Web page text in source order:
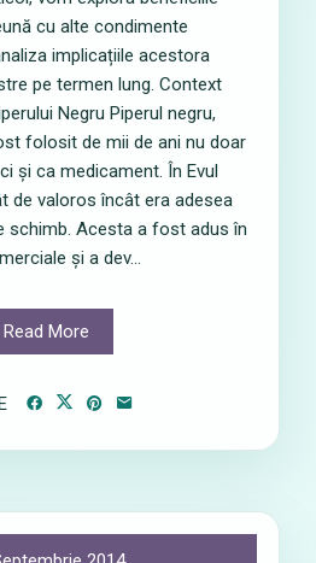
cu alte condimente
implicațiile acestora
pe termen lung. Context
Negru Piperul negru,
folosit de mii de ani nu doar
și ca medicament. În Evul
de valoros încât era adesea
schimb. Acesta a fost adus în
și a dev...
Read More